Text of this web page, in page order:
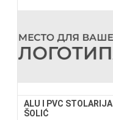
ALU I PVC STOLARIJA
ŠOLIĆ